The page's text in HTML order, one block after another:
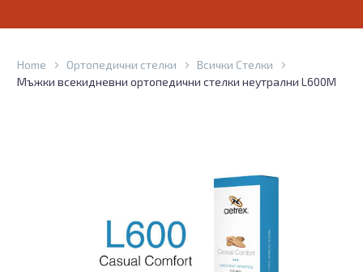
Home Ортопедични стелки
Всички Стелки
Мъжки всекидневни ортопедични стелки неутрални L600M